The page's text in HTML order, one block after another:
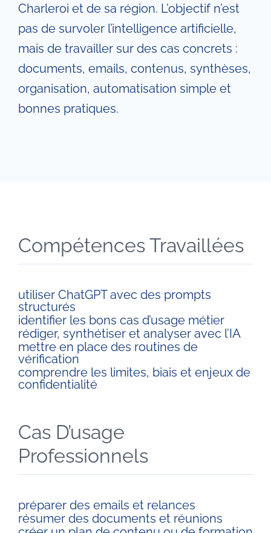
Charleroi et de sa région. L’objectif n’est
pas de survoler l’intelligence artificielle,
mais de travailler sur des cas concrets :
documents, emails, contenus, synthèses,
organisation, automatisation simple et
bonnes pratiques.
Compétences Travaillées
utiliser ChatGPT avec des prompts
structurés
identifier les bons cas d’usage métier
rédiger, synthétiser et analyser avec l’IA
mettre en place des routines de
vérification
comprendre les limites, biais et enjeux de
confidentialité
Cas D’usage
Professionnels
préparer des emails et relances
résumer des documents et réunions